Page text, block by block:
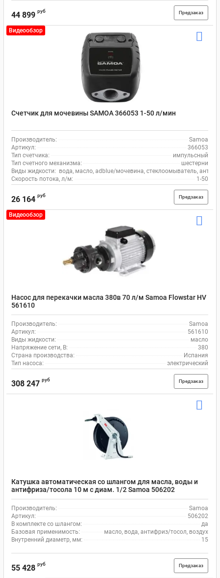
44 899 руб Предзаказ
Видеообзор
Счетчик для мочевины SAMOA 366053 1-50 л/мин
Производитель:
Samoa
Артикул:
366053
Тип счетчика:
импульсный
Тип счетного механизма:
шестерни
Виды жидкости: вода, масло, adblue/мочевина, стеклоомыватель,
Скорость потока, л/м:
1-50
26 164 руб Предзаказ
Видеообзор
Насос для перекачки масла 380в 70 л/м Samoa Flowstar HV
561610
Производитель:
Samoa
Артикул:
561610
Виды жидкости:
масло
Напряжение сети, В:
380
Страна производства:
Испания
Тип насоса:
электрический
308 247 руб Предзаказ
Катушка автоматическая со шлангом для масла, воды и
антифриза/тосола 10 м с диам. 1/2 Samoa 506202
Производитель:
Samoa
Артикул:
506202
В комплекте со шлангом:
да
Базовая применимость:
масло, вода, антифриз/тосол, воздух
Внутренний диаметр, мм:
15
55 428 руб Предзаказ